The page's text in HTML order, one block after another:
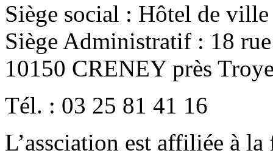
Siège social : Hôtel de
Siège Administratif : 18 rue
10150 CRENEY près
Tél. : 03 25 81 41 16
L’assciation est affiliée à